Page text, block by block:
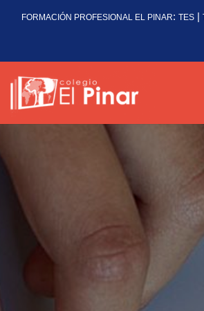
FORMACIÓN PROFESIONAL EL PINAR: TES |